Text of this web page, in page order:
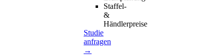
Staffel-
&
Händlerpreise
Studie
anfragen
→